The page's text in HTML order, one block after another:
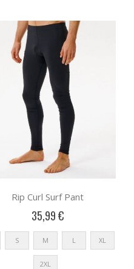
Rip Curl Surf Pant
35,99 €
S M L XL
2XL